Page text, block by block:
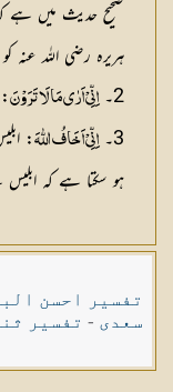
صحیح حدیث میں ہے
ہریرہ رضی اللہ
2۔
اِنِّيْ اَرٰى مَا لَا تَرَوْنَ:
3۔
اِنِّيْ اَخَافُ اللّٰهَ
ہو سکتا ہے کہ
تفسیر احسن
سعدی - تفسیر